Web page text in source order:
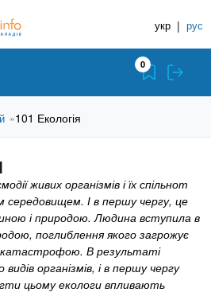
укр | рус
(ВНЗ)
0
»101 Екологія
живих організмів і їх спільнот
середовищем. І в першу чергу, це
і природою. Людина вступила в
поглиблення якого загрожує
катастрофою. В результаті
організмів, і в першу чергу
цьому екологи впливають